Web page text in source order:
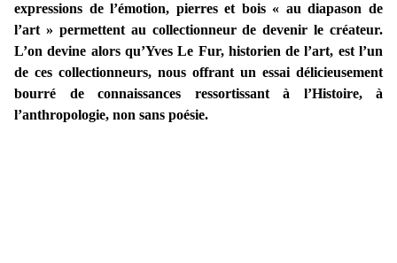
expressions de l’émotion, pierres et bois « au diapason de
l’art » permettent au collectionneur de devenir le créateur.
L’on devine alors qu’Yves Le Fur, historien de l’art, est l’un
de ces collectionneurs, nous offrant un essai délicieusement
bourré de connaissances ressortissant à l’Histoire, à
l’anthropologie, non sans poésie.